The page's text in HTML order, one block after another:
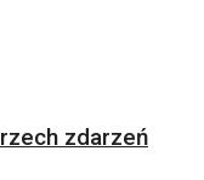
zdarzeń